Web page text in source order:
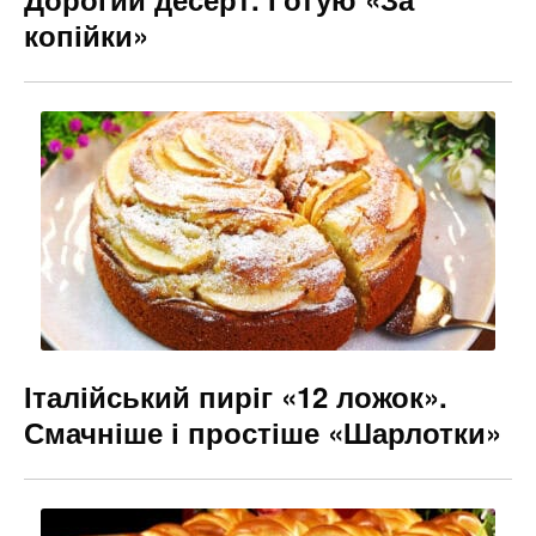
копійки»
Італійський пиріг «12 ложок».
Смачніше і простіше «Шарлотки»